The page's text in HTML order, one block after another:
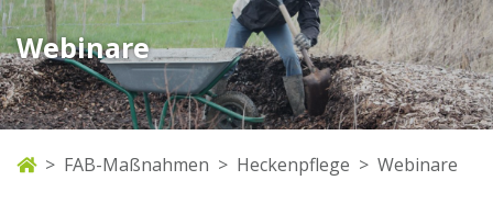
Webinare
FAB-Maßnahmen Heckenpflege Webinare